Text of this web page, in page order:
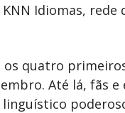
Idiomas, rede
quatro
Até lá, fãs